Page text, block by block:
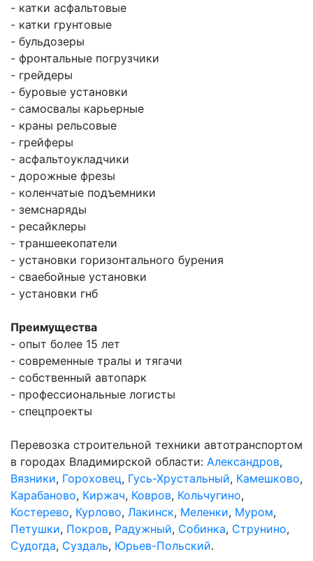
- катки асфальтовые
- катки грунтовые
- бульдозеры
- фронтальные погрузчики
- грейдеры
- буровые установки
- самосвалы карьерные
- краны рельсовые
- грейферы
- асфальтоукладчики
- дорожные фрезы
- коленчатые подъемники
- земснаряды
- ресайклеры
- траншеекопатели
- установки горизонтального бурения
- сваебойные установки
- установки гнб
Преимущества
- опыт более 15 лет
- современные тралы и тягачи
- собственный автопарк
- профессиональные логисты
- спецпроекты
Перевозка строительной техники автотранспортом
в городах Владимирской области: Александров,
Вязники, Гороховец, Гусь-Хрустальный, Камешково,
Карабаново, Киржач, Ковров, Кольчугино,
Костерево, Курлово, Лакинск, Меленки, Муром,
Петушки, Покров, Радужный, Собинка, Струнино,
Судогда, Суздаль, Юрьев-Польский.